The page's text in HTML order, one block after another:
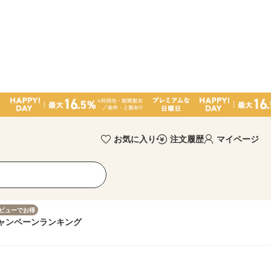
お気に入り 注文履歴 マイページ
ューでお得
ンペーンランキング